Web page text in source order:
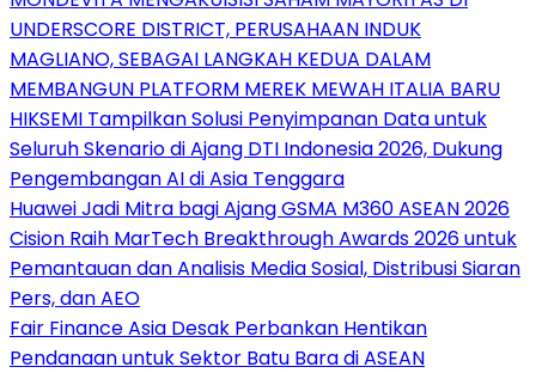
UNDERSCORE DISTRICT, PERUSAHAAN INDUK
MAGLIANO, SEBAGAI LANGKAH KEDUA DALAM
MEMBANGUN PLATFORM MEREK MEWAH ITALIA BARU
HIKSEMI Tampilkan Solusi Penyimpanan Data untuk
Seluruh Skenario di Ajang DTI Indonesia 2026, Dukung
Pengembangan AI di Asia Tenggara
Huawei Jadi Mitra bagi Ajang GSMA M360 ASEAN 2026
Cision Raih MarTech Breakthrough Awards 2026 untuk
Pemantauan dan Analisis Media Sosial, Distribusi Siaran
Pers, dan AEO
Fair Finance Asia Desak Perbankan Hentikan
Pendanaan untuk Sektor Batu Bara di ASEAN